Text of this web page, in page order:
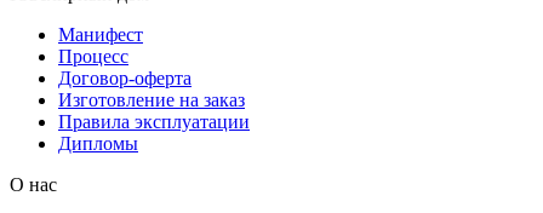
Манифест
Процесс
Договор-оферта
Изготовление на заказ
Правила эксплуатации
Дипломы
О нас